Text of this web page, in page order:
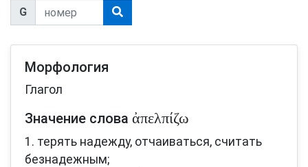
G
Морфология
Глагол
Значение слова ἀπελπίζω
1. терять надежду, отчаиваться, считать
безнадежным;